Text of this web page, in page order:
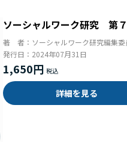
ソーシャルワーク研究 第
著 者： ソーシャルワーク研究編集
発行日： 2024年07月31日
1,650円
詳細を見る